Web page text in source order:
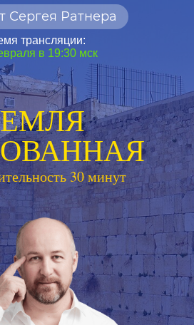
Сергея Ратнера
трансляции:
в 19:30 мск
30 минут